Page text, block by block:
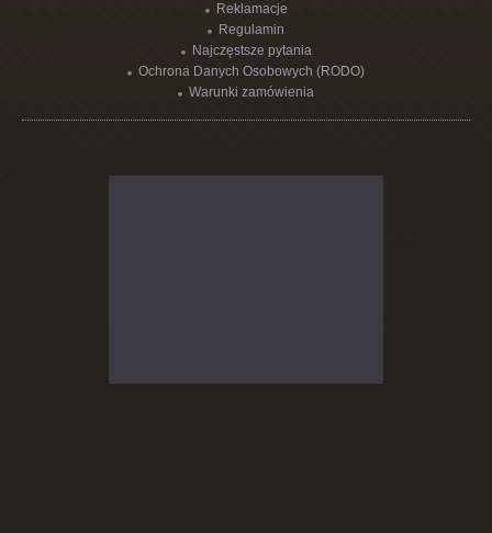
Reklamacje
Regulamin
Najczęstsze pytania
Ochrona Danych Osobowych (RODO)
Warunki zamówienia